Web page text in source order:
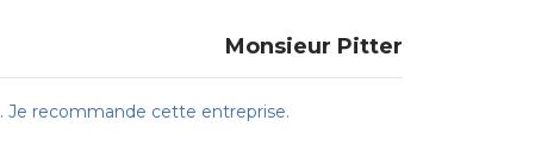
Monsieur Pitter
Je recommande cette entreprise.